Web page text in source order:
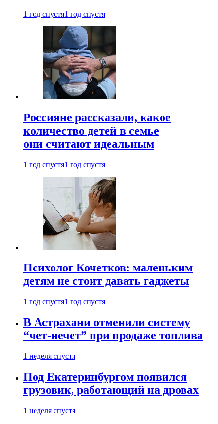
1 год спустя1 год спустя
Россияне рассказали, какое
количество детей в семье
они считают идеальным
1 год спустя1 год спустя
Психолог Кочетков: маленьким
детям не стоит давать гаджеты
1 год спустя1 год спустя
В Астрахани отменили систему
“чет-нечет” при продаже топлива
1 неделя спустя
Под Екатеринбургом появился
грузовик, работающий на дровах
1 неделя спустя